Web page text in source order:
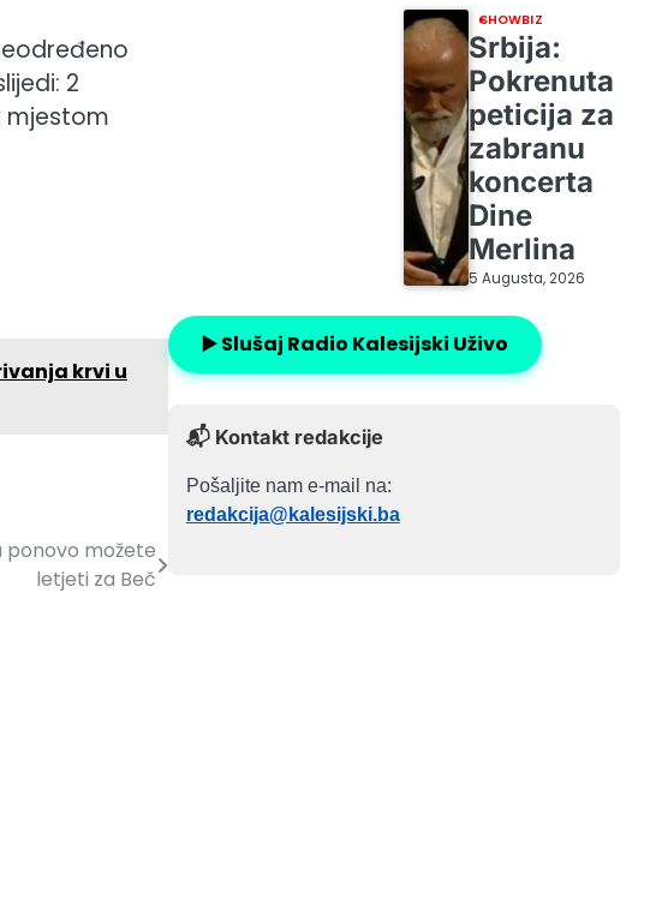
2
mjestom
krvi u
ponovo možete
letjeti za Beč
SHOWBIZ
Srbija:
Pokrenuta
peticija za
zabranu
koncerta
Dine
Merlina
5 Augusta, 2026
▶️ Slušaj Radio Kalesijski Uživo
📬 Kontakt redakcije
Pošaljite nam e-mail na:
redakcija@kalesijski.ba